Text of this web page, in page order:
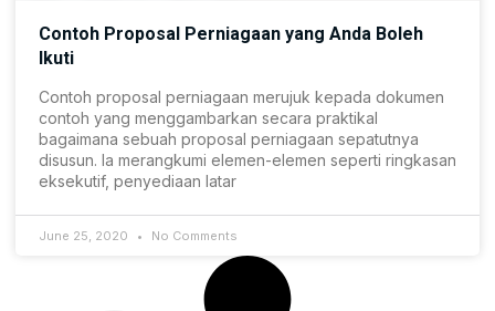
Contoh Proposal Perniagaan yang Anda Boleh
Ikuti
Contoh proposal perniagaan merujuk kepada dokumen
contoh yang menggambarkan secara praktikal
bagaimana sebuah proposal perniagaan sepatutnya
disusun. Ia merangkumi elemen-elemen seperti ringkasan
eksekutif, penyediaan latar
June 25, 2020 No Comments